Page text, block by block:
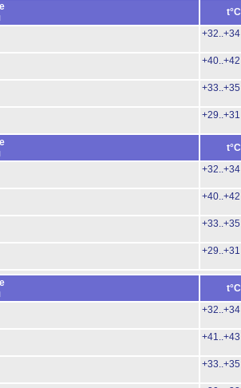
t°C
+32..+34
+40..+42
+33..+35
+29..+31
t°C
+32..+34
+40..+42
+33..+35
+29..+31
t°C
+32..+34
+41..+43
+33..+35